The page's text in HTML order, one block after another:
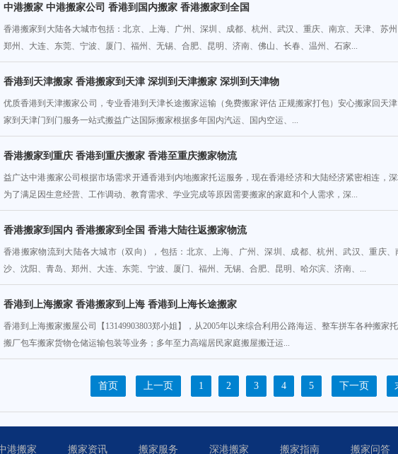
中港搬家 中港搬家公司 香港到国内搬家 香港搬家到全国
香港搬家到大陆各大城市包括：北京、上海、广州、深圳、成都、杭州、武汉、重庆、南京、天津、苏州
郑州、大连、东莞、宁波、厦门、福州、无锡、合肥、昆明、济南、佛山、长春、温州、石家...
香港到天津搬家 香港搬家到天津 深圳到天津搬家 深圳到天津物
优质香港到天津搬家公司，专业香港到天津长途搬家运输（免费搬家评估 正规搬家打包）安心搬家回天
家到天津门到门服务一站式搬益广达国际搬家根据多年国内汽运、国内空运、...
香港搬家到重庆 香港到重庆搬家 香港至重庆搬家物流
益广达中港搬家公司根据市场需求开通香港到内地搬家托运服务，现在香港经济和大陆经济紧密相连，
为了满足因生意经营、工作调动、教育需求、学业完成等原因需要搬家的家庭和个人需求，深...
香港搬家到国内 香港搬家到全国 香港大陆往返搬家物流
香港搬家物流到大陆各大城市（双向），包括：北京、上海、广州、深圳、成都、杭州、武汉、重庆
沙、沈阳、青岛、郑州、大连、东莞、宁波、厦门、福州、无锡、合肥、昆明、哈尔滨、济南、...
香港到上海搬家 香港搬家到上海 香港到上海长途搬家
香港到上海搬家搬屋公司【13149903803郑小姐】，从2005年以来综合利用公路海运、整车拼车各种搬家
搬厂包车搬家货物仓储运输包装等业务；多年至力高端居民家庭搬屋搬迁运...
首页 上一页 1 2 3 4 5 下一页
港搬家 搬家资讯 搬家服务 深港搬家 搬家指南 搬家问答